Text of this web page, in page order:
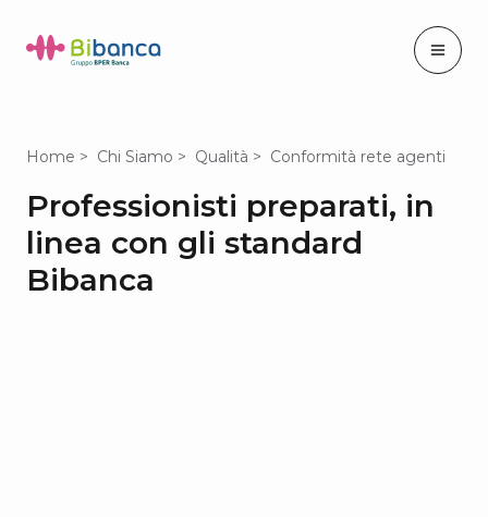
Home Chi Siamo Qualità Conformità rete agenti
Professionisti preparati, in
linea con gli standard
Bibanca